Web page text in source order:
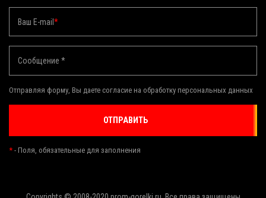
Ваш E-mail*
Сообщение *
Отправляя форму, Вы даете согласие на обработку персональных данных
ОТПРАВИТЬ
* - Поля, обязательные для заполнения